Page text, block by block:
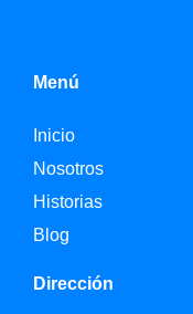
Menú
Inicio
Nosotros
Historias
Blog
Dirección